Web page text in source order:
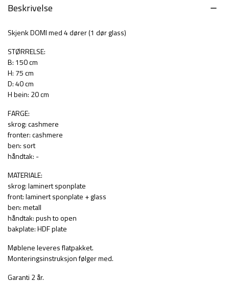
Beskrivelse
Skjenk DOMI med 4 dører (1 dør glass)
STØRRELSE:
B: 150 cm
H: 75 cm
D: 40 cm
H bein: 20 cm
FARGE:
skrog: cashmere
fronter: cashmere
ben: sort
håndtak: -
MATERIALE:
skrog: laminert sponplate
front: laminert sponplate + glass
ben: metall
håndtak: push to open
bakplate: HDF plate
Møblene leveres flatpakket.
Monteringsinstruksjon følger med.
Garanti 2 år.